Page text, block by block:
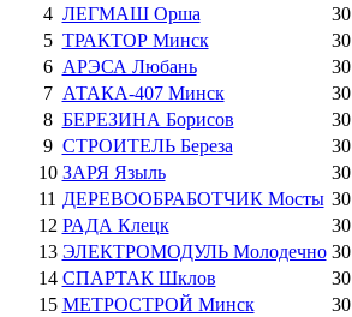
4 ЛЕГМАШ Орша 30
5 ТРАКТОР Минск 30
6 АРЭСА Любань 30
7 АТАКА-407 Минск 30
8 БЕРЕЗИНА Борисов 30
9 СТРОИТЕЛЬ Береза 30
10 ЗАРЯ Языль 30
11 ДЕРЕВООБРАБОТЧИК Мосты 30
12 РАДА Клецк 30
13 ЭЛЕКТРОМОДУЛЬ Молодечно 30
14 СПАРТАК Шклов 30
15 МЕТРОСТРОЙ Минск 30